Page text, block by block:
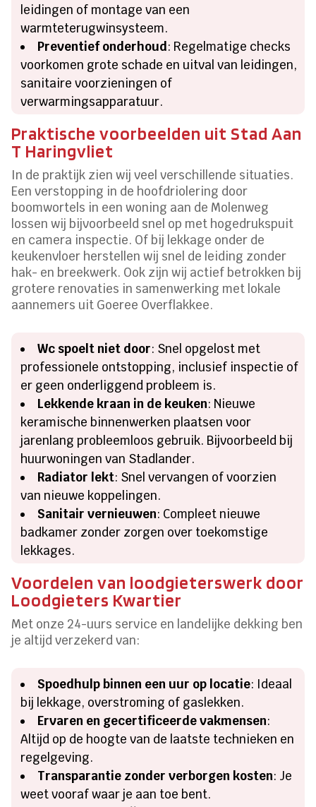
leidingen of montage van een
warmteterugwinsysteem.
Preventief onderhoud: Regelmatige checks
voorkomen grote schade en uitval van leidingen,
sanitaire voorzieningen of
verwarmingsapparatuur.
Praktische voorbeelden uit Stad Aan
T Haringvliet
In de praktijk zien wij veel verschillende situaties.
Een verstopping in de hoofdriolering door
boomwortels in een woning aan de Molenweg
lossen wij bijvoorbeeld snel op met hogedrukspuit
en camera inspectie. Of bij lekkage onder de
keukenvloer herstellen wij snel de leiding zonder
hak- en breekwerk. Ook zijn wij actief betrokken bij
grotere renovaties in samenwerking met lokale
aannemers uit Goeree Overflakkee.
Wc spoelt niet door: Snel opgelost met
professionele ontstopping, inclusief inspectie of
er geen onderliggend probleem is.
Lekkende kraan in de keuken: Nieuwe
keramische binnenwerken plaatsen voor
jarenlang probleemloos gebruik. Bijvoorbeeld bij
huurwoningen van Stadlander.
Radiator lekt: Snel vervangen of voorzien
van nieuwe koppelingen.
Sanitair vernieuwen: Compleet nieuwe
badkamer zonder zorgen over toekomstige
lekkages.
Voordelen van loodgieterswerk door
Loodgieters Kwartier
Met onze 24-uurs service en landelijke dekking ben
je altijd verzekerd van:
Spoedhulp binnen een uur op locatie: Ideaal
bij lekkage, overstroming of gaslekken.
Ervaren en gecertificeerde vakmensen:
Altijd op de hoogte van de laatste technieken en
regelgeving.
Transparantie zonder verborgen kosten: Je
weet vooraf waar je aan toe bent.